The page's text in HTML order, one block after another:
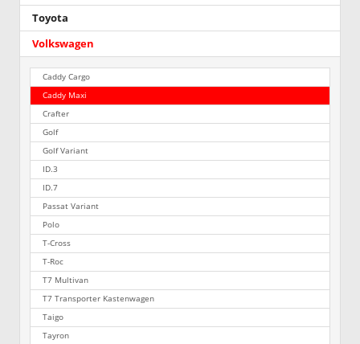
Toyota
Volkswagen
Caddy Cargo
Caddy Maxi
Crafter
Golf
Golf Variant
ID.3
ID.7
Passat Variant
Polo
T-Cross
T-Roc
T7 Multivan
T7 Transporter Kastenwagen
Taigo
Tayron